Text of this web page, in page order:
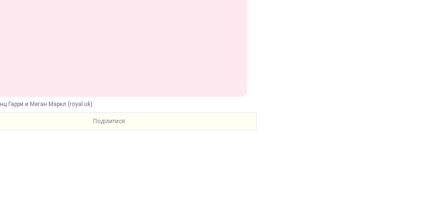
Гарри и Меган Маркл (royal.uk)
Поділитися: